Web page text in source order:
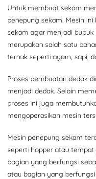
Untuk membuat sekam
penepung sekam. Mesin
sekam agar menjadi
merupakan salah satu
ternak seperti ayam, sapi,
Proses pembuatan dedak
menjadi dedak. Selain
proses ini juga
mengoperasikan mesin
Mesin penepung sekam
seperti hopper atau
bagian yang berfungsi
atau bagian yang